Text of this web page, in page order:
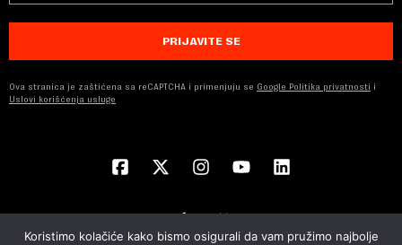
PRIJAVITE SE
Ova stranica je zaštićena sa reCAPTCHA i primenjuju se Google Politika privatnosti i
Uslovi korišćenja usluge
Koristimo kolačiće kako bismo osigurali da vam pružimo najbolje